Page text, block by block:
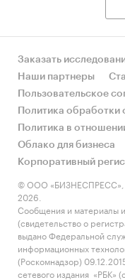
Заказать
Наши партнеры
Пользовательское
Политика
Политика в
Облако для бизнеса
Корпоративный
© ООО
2026.
Сообщения и материалы
(свидетельство о
выдано Федеральной
информационных
(Роскомнадзор)
сетевого издания «РБК»